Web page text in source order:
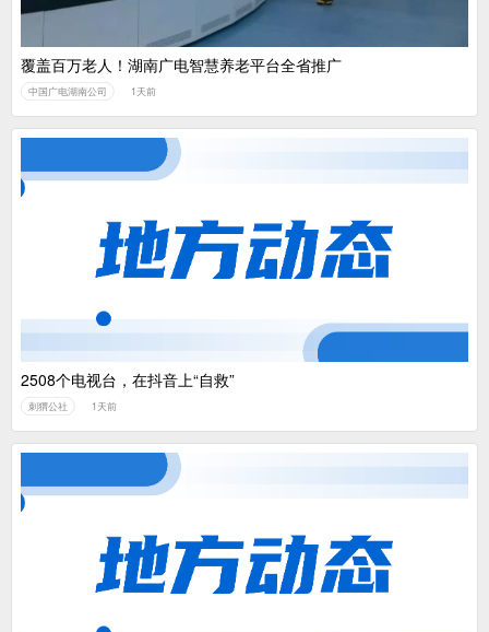
覆盖百万老人！湖南广电智慧养老平台全省推广
中国广电湖南公司 1天前
2508个电视台，在抖音上“自救”
刺猬公社 1天前